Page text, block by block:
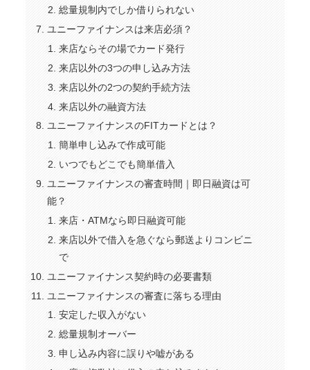
総量規制内でしか借りられない
ユニーファイナンスは来店必須？
来店ならその場でカード発行
来店以外の3つの申し込み方法
来店以外の2つの契約手続方法
来店以外の融資方法
ユニーファイナンスのFITカードとは？
簡単申し込みで作成可能
いつでもどこでも簡単借入
ユニーファイナンスの審査時間｜即日融資は可
能？
来店・ATMなら即日融資可能
来店以外で借入を急ぐなら郵送よりコンビニ
で
ユニーファイナンス契約時の必要書類
ユニーファイナンスの審査に落ちる理由
安定した収入がない
総量規制オーバー
申し込み内容に誤りや嘘がある